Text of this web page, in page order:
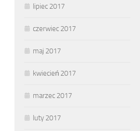
lipiec 2017
czerwiec 2017
maj 2017
kwiecień 2017
marzec 2017
luty 2017